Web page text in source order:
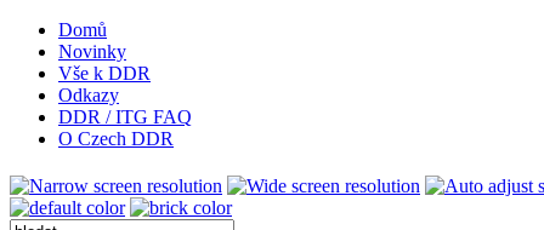
Domů
Novinky
Vše k DDR
Odkazy
DDR / ITG FAQ
O Czech DDR